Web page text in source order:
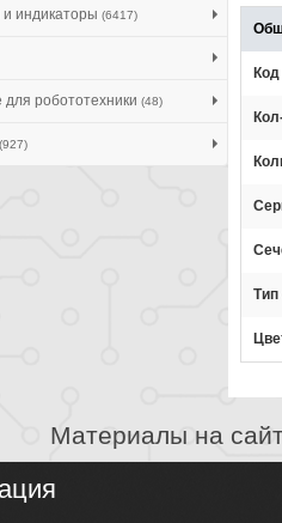
индикаторы (6417)
робототехники (48)
(927)
Тип
Материалы на